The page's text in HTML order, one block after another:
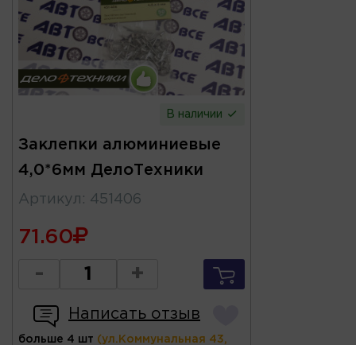
В наличии
Заклепки алюминиевые
4,0*6мм ДелоТехники
Артикул : 451406
71.60
- +
Написать отзыв
больше 4 шт (ул.Коммунальная 43,